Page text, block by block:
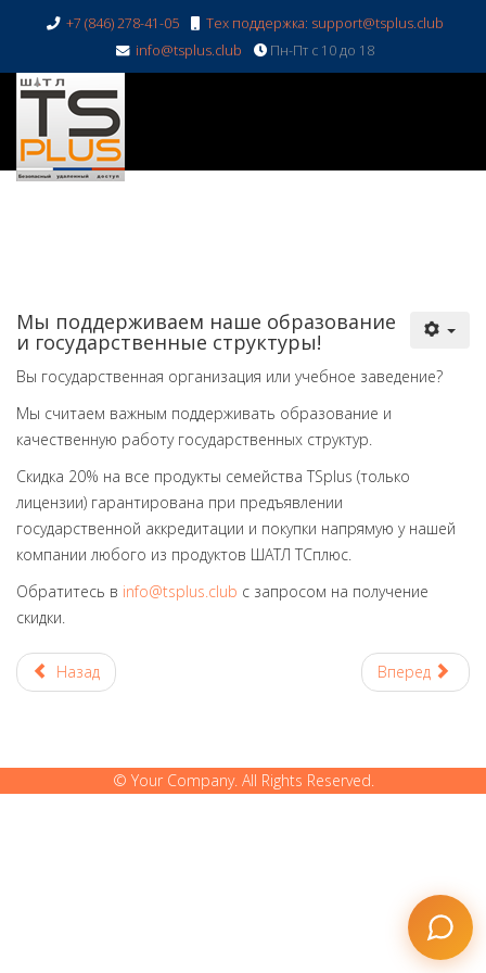
+7 (846) 278-41-05
Тех поддержка: support@tsplus.club
info@tsplus.club
Пн-Пт с 10 до 18
Мы поддерживаем наше образование
и государственные структуры!
Вы государственная организация или учебное заведение?
Мы считаем важным поддерживать образование и
качественную работу государственных структур.
Скидка 20% на все продукты семейства TSplus (только
лицензии) гарантирована при предъявлении
государственной аккредитации и покупки напрямую у нашей
компании любого из продуктов ШАТЛ ТСплюс.
Обратитесь в info@tsplus.club с запросом на получение
скидки.
Назад Вперед
© Your Company. All Rights Reserved.